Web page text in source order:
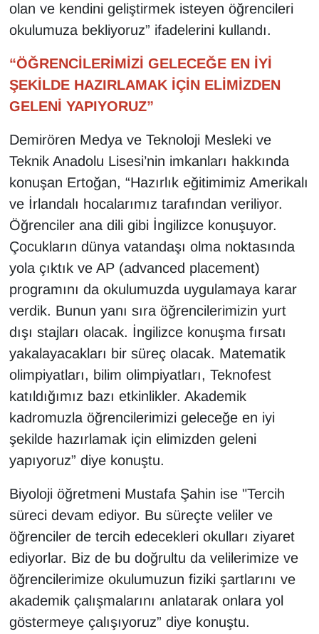
olan ve kendini geliştirmek isteyen öğrencileri
okulumuza bekliyoruz” ifadelerini kullandı.
“ÖĞRENCİLERİMİZİ GELECEĞE EN İYİ
ŞEKİLDE HAZIRLAMAK İÇİN ELİMİZDEN
GELENİ YAPIYORUZ”
Demirören Medya ve Teknoloji Mesleki ve
Teknik Anadolu Lisesi’nin imkanları hakkında
konuşan Ertoğan, “Hazırlık eğitimimiz Amerikalı
ve İrlandalı hocalarımız tarafından veriliyor.
Öğrenciler ana dili gibi İngilizce konuşuyor.
Çocukların dünya vatandaşı olma noktasında
yola çıktık ve AP (advanced placement)
programını da okulumuzda uygulamaya karar
verdik. Bunun yanı sıra öğrencilerimizin yurt
dışı stajları olacak. İngilizce konuşma fırsatı
yakalayacakları bir süreç olacak. Matematik
olimpiyatları, bilim olimpiyatları, Teknofest
katıldığımız bazı etkinlikler. Akademik
kadromuzla öğrencilerimizi geleceğe en iyi
şekilde hazırlamak için elimizden geleni
yapıyoruz” diye konuştu.
Biyoloji öğretmeni Mustafa Şahin ise "Tercih
süreci devam ediyor. Bu süreçte veliler ve
öğrenciler de tercih edecekleri okulları ziyaret
ediyorlar. Biz de bu doğrultu da velilerimize ve
öğrencilerimize okulumuzun fiziki şartlarını ve
akademik çalışmalarını anlatarak onlara yol
göstermeye çalışıyoruz” diye konuştu.